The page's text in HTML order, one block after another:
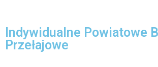
Indywidualne Powiatowe
Przełajowe